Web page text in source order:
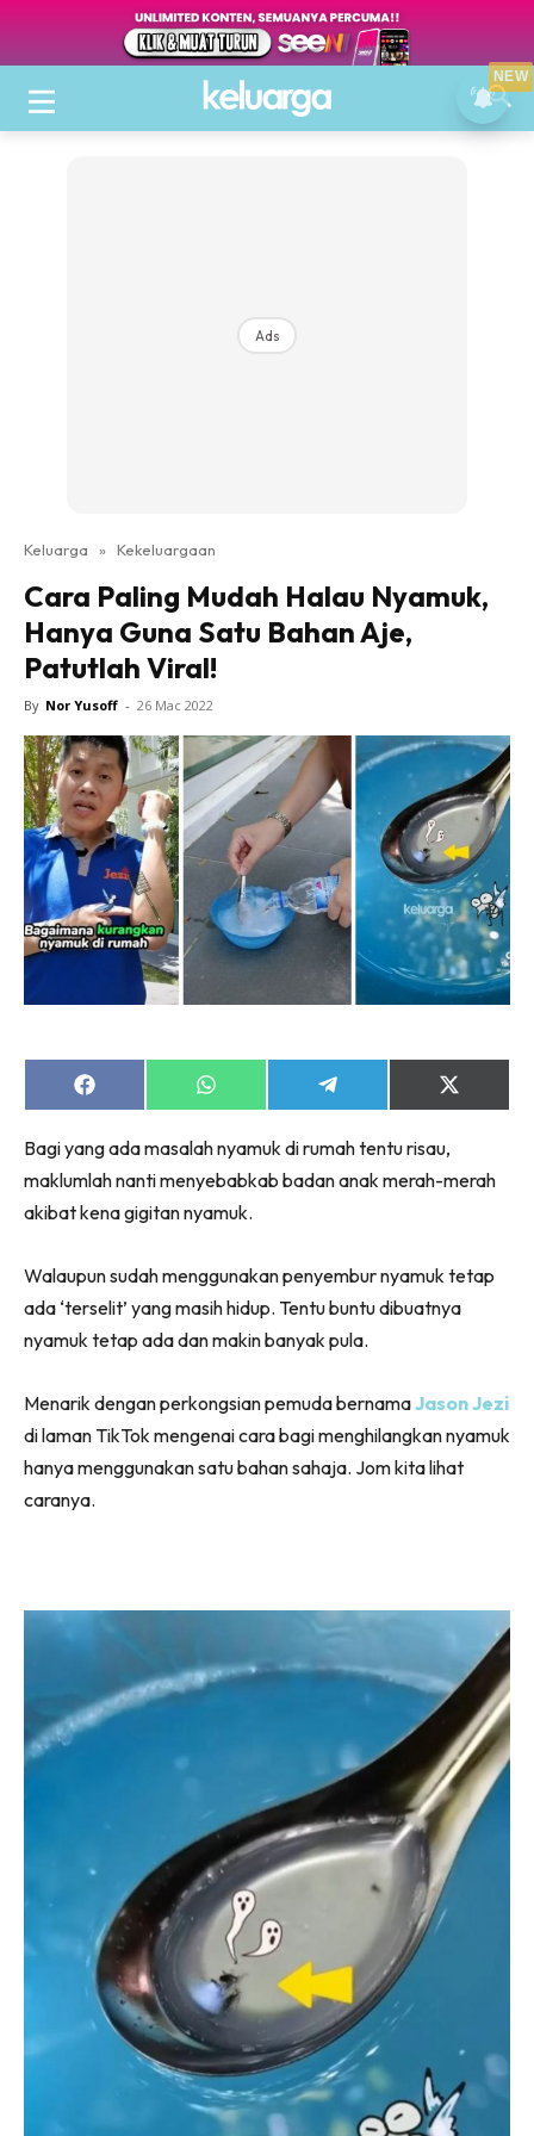
Ads
Keluarga » Kekeluargaan
Cara Paling Mudah Halau Nyamuk,
Hanya Guna Satu Bahan Aje,
Patutlah Viral!
By Nor Yusoff - 26 Mac 2022
Share
on
Share
on
Share
on
Share
on
(Twitter)
Bagi yang ada masalah nyamuk di rumah tentu risau,
maklumlah nanti menyebabkab badan anak merah-merah
akibat kena gigitan nyamuk.
Walaupun sudah menggunakan penyembur nyamuk tetap
ada ‘terselit’ yang masih hidup. Tentu buntu dibuatnya
nyamuk tetap ada dan makin banyak pula.
Menarik dengan perkongsian pemuda bernamaJason Jezi
di laman TikTok mengenai cara bagi menghilangkan nyamuk
hanya menggunakan satu bahan sahaja. Jom kita lihat
caranya.
NEW